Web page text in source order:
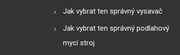
Jak vybrat ten správný vysavač
Jak vybrat ten správný podlahový
mycí stroj